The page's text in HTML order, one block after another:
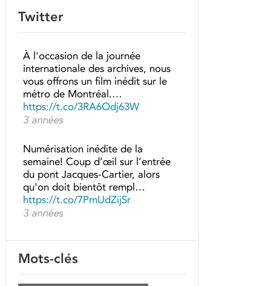
Twitter
À l'occasion de la journée
internationale des archives, nous
vous offrons un film inédit sur le
métro de Montréal.…
https://t.co/3RA6Odj63W
3 années
Numérisation inédite de la
semaine! Coup d’œil sur l’entrée
du pont Jacques-Cartier, alors
qu'on doit bientôt rempl…
https://t.co/7PmUdZijSr
3 années
Mots-clés